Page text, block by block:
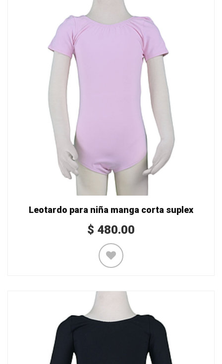
Leotardo para niña manga corta suplex
$ 480.00